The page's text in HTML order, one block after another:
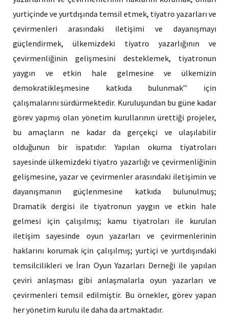
yurtiçinde ve yurtdışında temsil etmek, tiyatro yazarları ve
çevirmenleri arasındaki iletişimi ve dayanışmayı
güçlendirmek, ülkemizdeki tiyatro yazarlığının ve
çevirmenliğinin gelişmesini desteklemek, tiyatronun
yaygın ve etkin hale gelmesine ve ülkemizin
demokratikleşmesine katkıda bulunmak’’ için
çalışmalarını sürdürmektedir. Kuruluşundan bu güne kadar
görev yapmış olan yönetim kurullarının ürettiği projeler,
bu amaçların ne kadar da gerçekçi ve ulaşılabilir
olduğunun bir ispatıdır: Yapılan okuma tiyatroları
sayesinde ülkemizdeki tiyatro yazarlığı ve çevirmenliğinin
gelişmesine, yazar ve çevirmenler arasındaki iletişimin ve
dayanışmanın güçlenmesine katkıda bulunulmuş;
Dramatik dergisi ile tiyatronun yaygın ve etkin hale
gelmesi için çalışılmış; kamu tiyatroları ile kurulan
iletişim sayesinde oyun yazarları ve çevirmenlerinin
haklarını korumak için çalışılmış; yurtiçi ve yurtdışındaki
temsilcilikleri ve İran Oyun Yazarları Derneği ile yapılan
çeviri anlaşması gibi anlaşmalarla oyun yazarları ve
çevirmenleri temsil edilmiştir. Bu örnekler, görev yapan
her yönetim kurulu ile daha da artmaktadır.